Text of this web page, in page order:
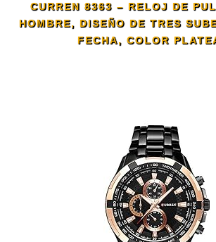
CURREN 8363 – RELOJ DE
HOMBRE, DISEÑO DE TRES
FECHA, COLOR